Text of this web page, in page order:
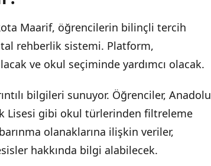
Maarif, öğrencilerin bilinçli tercih
rehberlik sistemi. Platform,
ve okul seçiminde yardımcı olacak.
bilgileri sunuyor. Öğrenciler, Anadolu
Lisesi gibi okul türlerinden filtreleme
olanaklarına ilişkin veriler,
hakkında bilgi alabilecek.